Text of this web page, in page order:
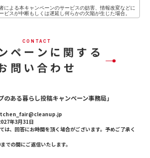
による本キャンペーンのサービスの妨害、情報改変などに
ビスが中断もしくは遅延し何らかの欠陥が生じた場合。
CONTACT
ペーンに関する
問い合わせ
のある暮らし投稿キャンペーン事務局」
年3月31日
、回答にお時間を頂く場合がございます。予めご了承く
の間にご返信いたします。